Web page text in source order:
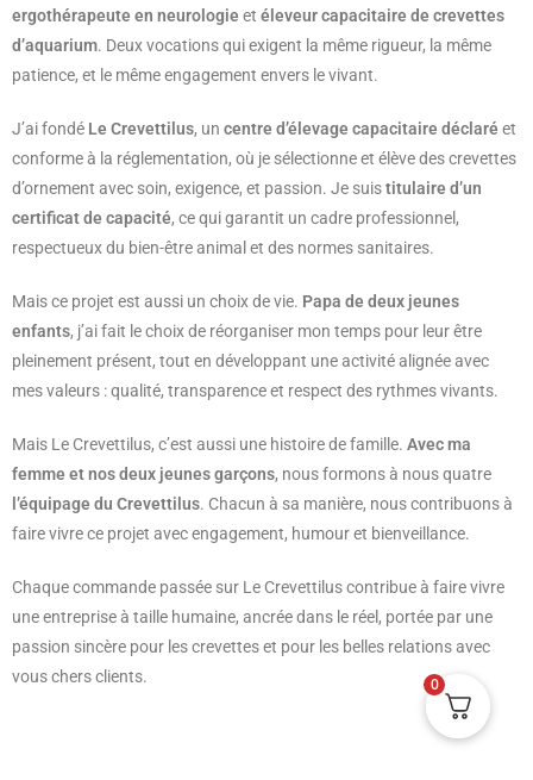
ergothérapeute en neurologie et éleveur capacitaire de crevettes
d’aquarium. Deux vocations qui exigent la même rigueur, la même
patience, et le même engagement envers le vivant.
J’ai fondé Le Crevettilus, un centre d’élevage capacitaire déclaré et
conforme à la réglementation, où je sélectionne et élève des crevettes
d’ornement avec soin, exigence, et passion. Je suistitulaire d’un
certificat de capacité, ce qui garantit un cadre professionnel,
respectueux du bien-être animal et des normes sanitaires.
Mais ce projet est aussi un choix de vie. Papa de deux jeunes
enfants, j’ai fait le choix de réorganiser mon temps pour leur être
pleinement présent, tout en développant une activité alignée avec
mes valeurs : qualité, transparence et respect des rythmes vivants.
Mais Le Crevettilus, c’est aussi une histoire de famille. Avec ma
femme et nos deux jeunes garçons, nous formons à nous quatre
l’équipage du Crevettilus. Chacun à sa manière, nous contribuons à
faire vivre ce projet avec engagement, humour et bienveillance.
Chaque commande passée sur Le Crevettilus contribue à faire vivre
une entreprise à taille humaine, ancrée dans le réel, portée par une
passion sincère pour les crevettes et pour les belles relations avec
vous chers clients.
0